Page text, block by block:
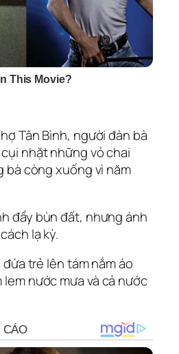
Tân Bình, người đàn bà
nhặt những vỏ chai
bà còng xuống vì năm
đầy bùn đất, nhưng ánh
lạ kỳ.
đứa trẻ lên tám nắm áo
nước mưa và cả nước